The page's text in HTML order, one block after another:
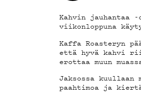
Kahvin jauhantaa
viikonloppuna
Kaffa Roasteryn
että hyvä kahvi
erottaa muun
Jaksossa
paahtimoa ja